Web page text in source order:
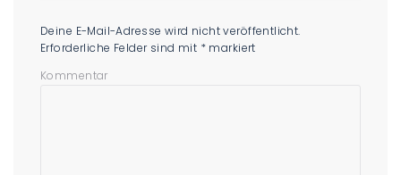
Deine E-Mail-Adresse wird nicht veröffentlicht.
Erforderliche Felder sind mit * markiert
Kommentar